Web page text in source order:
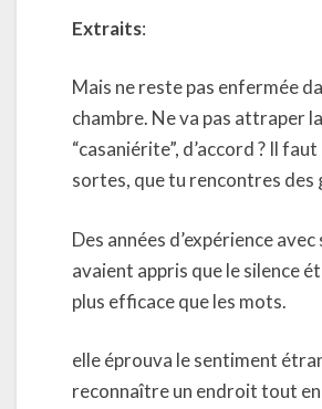
Extraits:
Mais ne reste pas enfermée
chambre. Ne va pas attraper la
“casaniérite”, d’accord ? Il
sortes, que tu rencontres des
Des années d’expérience
avaient appris que le silence
plus efficace que les mots.
elle éprouva le sentiment
reconnaître un endroit tout en